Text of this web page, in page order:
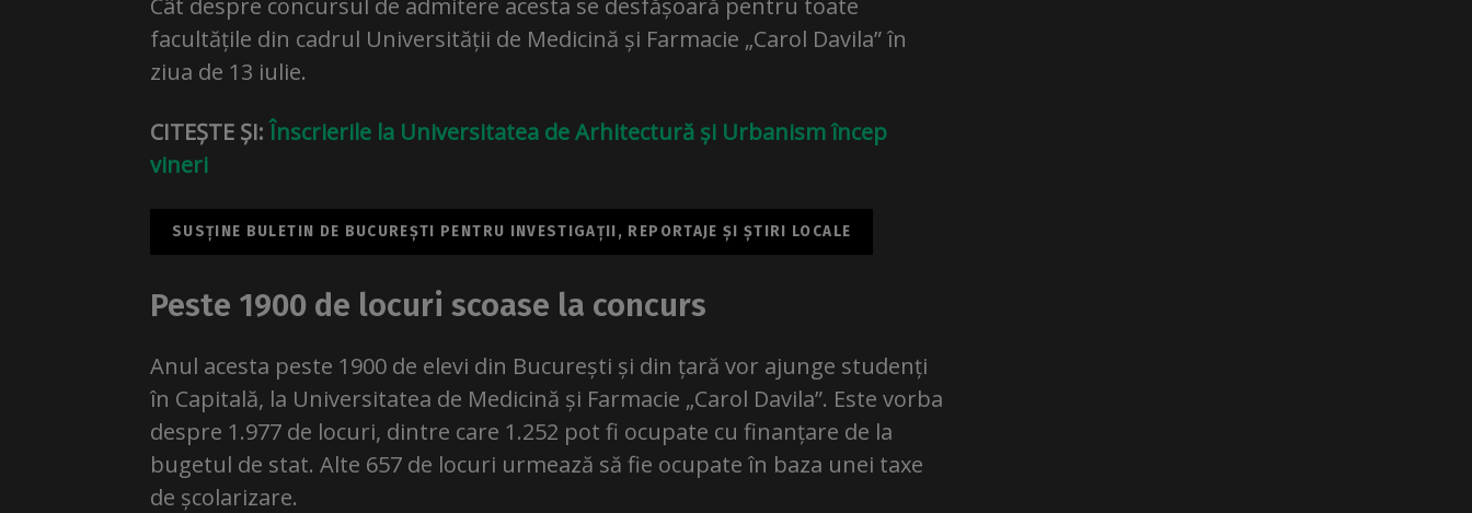
Cât despre concursul de admitere acesta se desfășoară pentru toate
facultățile din cadrul Universității de Medicină și Farmacie „Carol Davila” în
ziua de 13 iulie.
CITEȘTE ȘI:Înscrierile la Universitatea de Arhitectură și Urbanism încep
vineri
SUSȚINE BULETIN DE BUCUREȘTI PENTRU INVESTIGAȚII, REPORTAJE ȘI ȘTIRI LOCALE
Peste 1900 de locuri scoase la concurs
Anul acesta peste 1900 de elevi din București și din țară vor ajunge studenți
în Capitală, la Universitatea de Medicină și Farmacie „Carol Davila”. Este vorba
despre 1.977 de locuri, dintre care 1.252 pot fi ocupate cu finanțare de la
bugetul de stat. Alte 657 de locuri urmează să fie ocupate în baza unei taxe
de școlarizare.